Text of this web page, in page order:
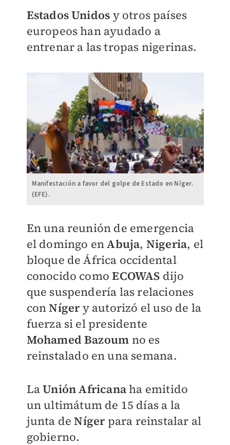
Estados Unidos y otros países
europeos han ayudado a
entrenar a las tropas nigerinas.
Manifestación a favor del golpe de Estado en Níger.
(EFE).
En una reunión de emergencia
el domingo enAbuja, Nigeria, el
bloque de África occidental
conocido comoECOWAS dijo
que suspendería las relaciones
conNígery autorizó el uso de la
fuerza si el presidente
Mohamed Bazoum no es
reinstalado en una semana.
LaUnión Africanaha emitido
un ultimátum de 15 días a la
junta deNíger para reinstalar al
gobierno.